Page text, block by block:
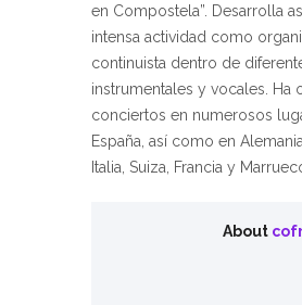
en Compostela”. Desarrolla
intensa actividad como
continuista dentro de
instrumentales y vocales. Ha
conciertos en numerosos
España, así como en
Italia, Suiza, Francia y
About